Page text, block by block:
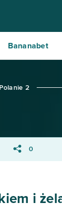
Bananabet
2
0
i